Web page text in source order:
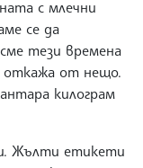
с млечни
се да
тези времена
откажа от нещо.
килограм
Жълти етикети